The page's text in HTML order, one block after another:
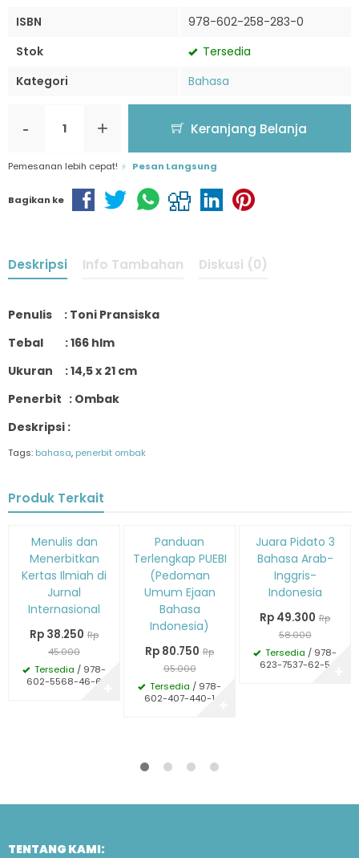
ISBN
978-602-258-283-0
Stok
Tersedia
Kategori
Bahasa
- + Keranjang Belanja
Pemesanan lebih cepat! Pesan Langsung
Bagikan ke
Deskripsi Info Tambahan Diskusi (0)
Penulis : Toni Pransiska
Tebal : 166 hlm
Ukuran : 14,5 x 21 cm
Penerbit : Ombak
Deskripsi :
Tags: bahasa, penerbit ombak
Produk Terkait
Diskon
15%Menulis dan
Menerbitkan
Kertas Ilmiah di
Jurnal
Internasional
Rp 38.250 Rp
45.000
Tersedia / 978-
602-5568-46-6
DiskonPanduan
Terlengkap PUEBI
(Pedoman
Umum Ejaan
Bahasa
Indonesia)
Rp 80.750 Rp
95.000
Tersedia / 978-
602-407-440-1
Diskon
15%
Juara Pidato 3
Bahasa Arab-
Inggris-
Indonesia
Rp 49.300 Rp
58.000
Tersedia / 978-
623-7537-62-5
TENTANG KAMI: